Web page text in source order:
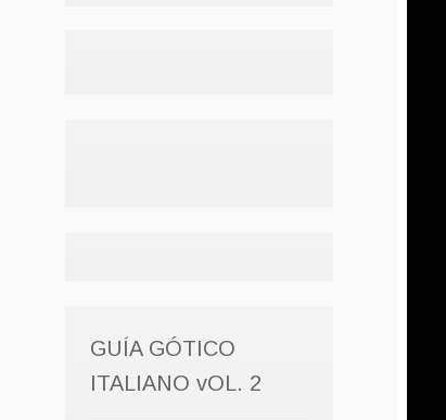
GUÍA GÓTICO
ITALIANO vOL. 2